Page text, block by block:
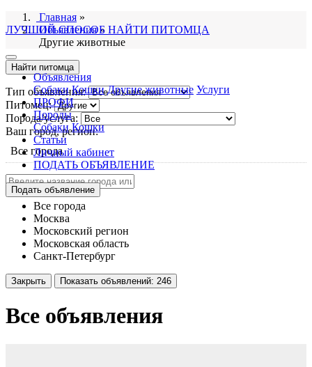
ЛУЧШИЙ СПОСОБ НАЙТИ ПИТОМЦА
Объявления
Собаки Кошки Другие животные Услуги
ПРОФИ
Породы
Собаки Кошки
Статьи
Личный кабинет
ПОДАТЬ ОБЪЯВЛЕНИЕ
Подать объявление
Главная »
Объявления»
Другие животные
Найти питомца
Тип объявления:
Питомец:
Порода/услуга:
Ваш город, регион:
Все города
Все города
Москва
Московский регион
Московская область
Санкт-Петербург
Закрыть Показать объявлений: 246
Все объявления